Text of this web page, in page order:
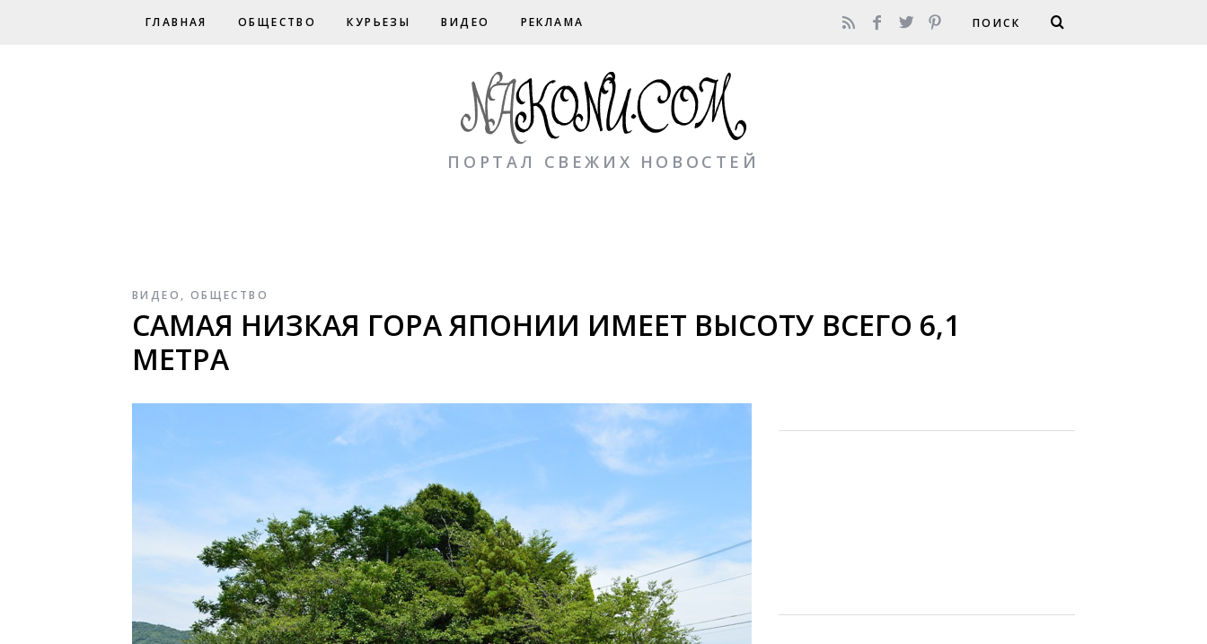
ГЛАВНАЯ ОБЩЕСТВО КУРЬЕЗЫ ВИДЕО РЕКЛАМА
ПОРТАЛ СВЕЖИХ НОВОСТЕЙ
ВИДЕО , ОБЩЕСТВО
САМАЯ НИЗКАЯ ГОРА ЯПОНИИ ИМЕЕТ ВЫСОТУ ВСЕГО 6,1
МЕТРА